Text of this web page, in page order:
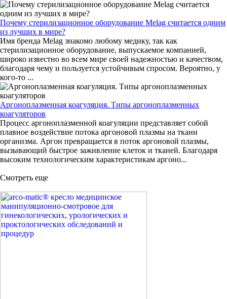
Почему стерилизационное оборудование Melag считается одним
из лучших в мире?
Имя бренда Melag знакомо любому медику, так как
стерилизационное оборудование, выпускаемое компанией,
широко известно во всем мире своей надежностью и качеством,
благодаря чему и пользуется устойчивым спросом. Вероятно, у
кого-то ...
Аргоноплазменная коагуляция. Типы аргоноплазменных
коагуляторов
Процесс аргоноплазменной коагуляции представляет собой
плавное воздействие потока аргоновой плазмы на ткани
организма. Аргон превращается в поток аргоновой плазмы,
вызывающий быстрое заживление клеток и тканей. Благодаря
высоким технологическим характеристикам аргоно...
Смотреть еще